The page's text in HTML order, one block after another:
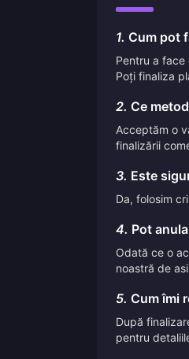
1. Cum pot
Pentru a
Poți finaliza
2. Ce
Acceptăm o
finalizării
3. Este
Da, folosim
4. Pot
Odată ce o
noastră de
5. Cum îmi
După
pentru